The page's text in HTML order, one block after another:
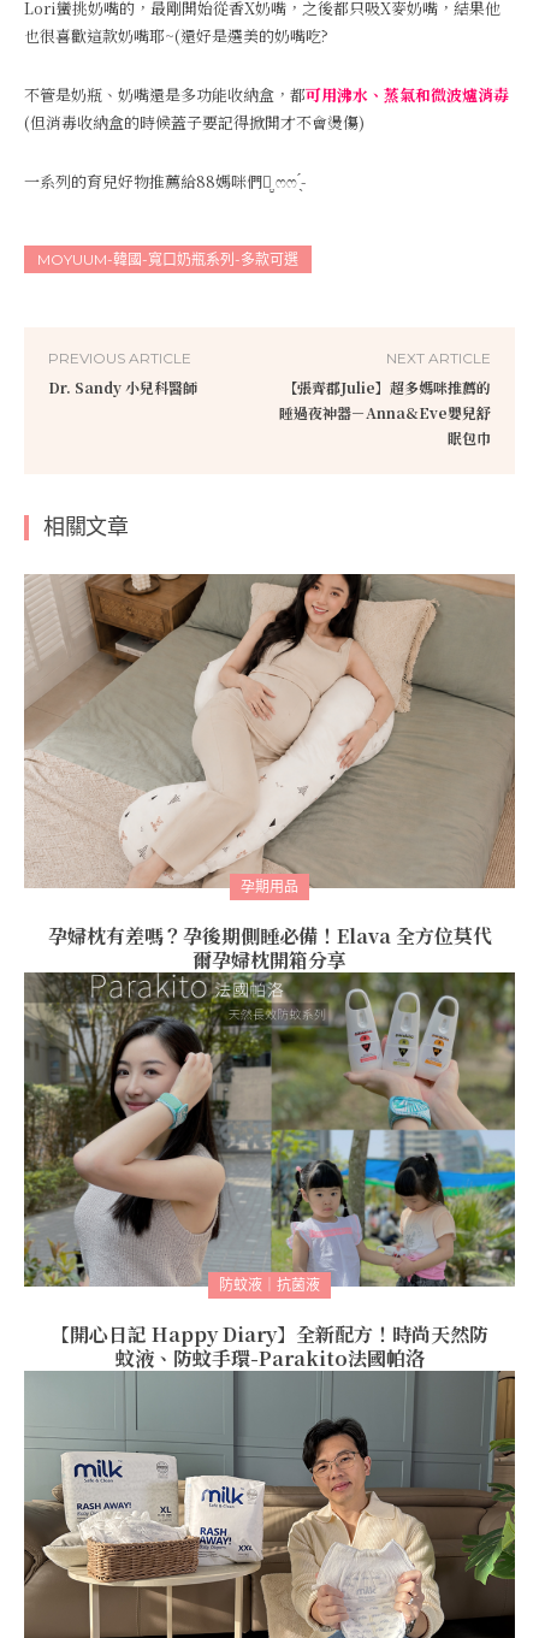
Lori蠻挑奶嘴的，最剛開始從香X奶嘴，之後都只吸X麥奶嘴，結果他
也很喜歡這款奶嘴耶~(還好是選美的奶嘴吃?
不管是奶瓶、奶嘴還是多功能收納盒，都可用沸水、蒸氣和微波爐消毒
(但消毒收納盒的時候蓋子要記得掀開才不會燙傷)
一系列的育兒好物推薦給88媽咪們ꪔ̤̮‪ ෆෆ ̖́-
MOYUUM-韓國-寬口奶瓶系列-多款可選
PREVIOUS ARTICLE
Dr. Sandy 小兒科醫師
NEXT ARTICLE
【張齊郡Julie】超多媽咪推薦的
睡過夜神器－Anna&Eve嬰兒舒
眠包巾
相關文章
孕期用品
孕婦枕有差嗎？孕後期側睡必備！Elava 全方位莫代
爾孕婦枕開箱分享
防蚊液｜抗菌液
【開心日記 Happy Diary】全新配方！時尚天然防
蚊液、防蚊手環-Parakito法國帕洛